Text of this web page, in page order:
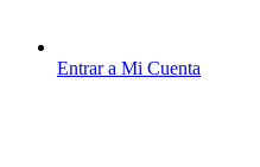
Entrar a Mi Cuenta